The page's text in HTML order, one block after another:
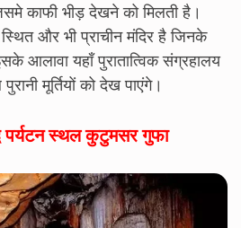
काफी भीड़ देखने को मिलती है।
और भी प्राचीन मंदिर है जिनके
आलावा यहाँ पुरातात्विक संग्रहालय
मूर्तियों को देख पाएंगे।
पर्यटन स्थल कुटुमसर गुफा